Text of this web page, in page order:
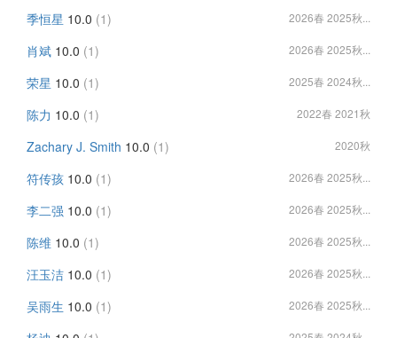
季恒星 10.0 (1) 2026春 2025秋...
肖斌 10.0 (1) 2026春 2025秋...
荣星 10.0 (1) 2025春 2024秋...
陈力 10.0 (1) 2022春 2021秋
Zachary J. Smith 10.0 (1) 2020秋
符传孩 10.0 (1) 2026春 2025秋...
李二强 10.0 (1) 2026春 2025秋...
陈维 10.0 (1) 2026春 2025秋...
汪玉洁 10.0 (1) 2026春 2025秋...
吴雨生 10.0 (1) 2026春 2025秋...